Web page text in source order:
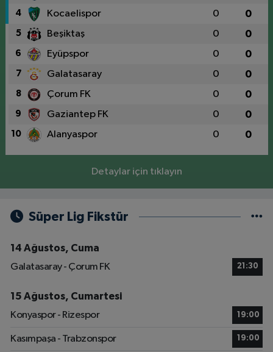
4 Kocaelispor 0 0
5 Beşiktaş 0 0
6 Eyüpspor 0 0
7 Galatasaray 0 0
8 Çorum FK 0 0
9 Gaziantep FK 0 0
10 Alanyaspor 0 0
Detaylar için tıklayın
Süper Lig Fikstür
14 Ağustos, Cuma
Galatasaray - Çorum FK
21:30
15 Ağustos, Cumartesi
Konyaspor - Rizespor
19:00
Kasımpaşa - Trabzonspor 19:00